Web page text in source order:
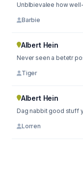
Unblbievalee how
Barbie
Albert Hein
Never seen a betetr
Tiger
Albert Hein
Dag nabbit good stuff
Lorren